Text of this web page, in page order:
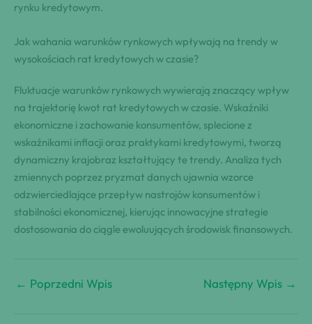
rynku kredytowym.
Jak wahania warunków rynkowych wpływają na trendy w
wysokościach rat kredytowych w czasie?
Fluktuacje warunków rynkowych wywierają znaczący wpływ
na trajektorię kwot rat kredytowych w czasie. Wskaźniki
ekonomiczne i zachowanie konsumentów, splecione z
wskaźnikami inflacji oraz praktykami kredytowymi, tworzą
dynamiczny krajobraz kształtujący te trendy. Analiza tych
zmiennych poprzez pryzmat danych ujawnia wzorce
odzwierciedlające przepływ nastrojów konsumentów i
stabilności ekonomicznej, kierując innowacyjne strategie
dostosowania do ciągle ewoluujących środowisk finansowych.
← Poprzedni Wpis Następny Wpis →